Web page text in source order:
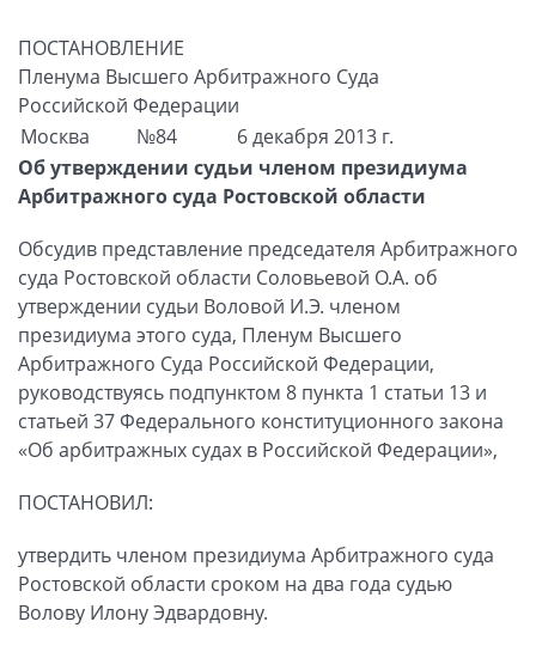
ПОСТАНОВЛЕНИЕ
Пленума Высшего Арбитражного Суда
Российской Федерации
Москва
№84
6 декабря 2013 г.
Об утверждении судьи членом президиума
Арбитражного суда Ростовской области
Обсудив представление председателя Арбитражного
суда Ростовской области Соловьевой О.А. об
утверждении судьи Воловой И.Э. членом
президиума этого суда, Пленум Высшего
Арбитражного Суда Российской Федерации,
руководствуясь подпунктом 8 пункта 1 статьи 13 и
статьей 37 Федерального конституционного закона
«Об арбитражных судах в Российской Федерации»,
ПОСТАНОВИЛ:
утвердить членом президиума Арбитражного суда
Ростовской области сроком на два года судью
Волову Илону Эдвардовну.